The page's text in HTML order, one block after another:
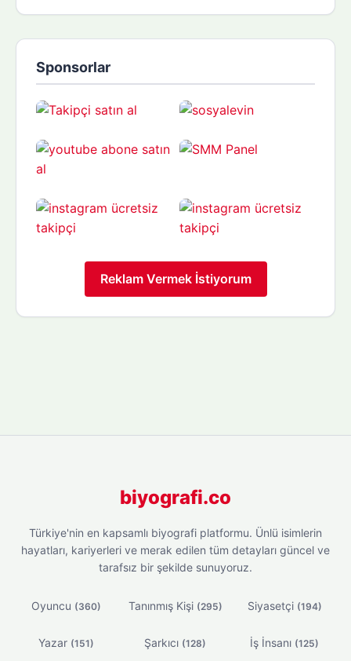
Sponsorlar
Reklam Vermek İstiyorum
biyografi.co
Türkiye'nin en kapsamlı biyografi platformu. Ünlü isimlerin
hayatları, kariyerleri ve merak edilen tüm detayları güncel ve
tarafsız bir şekilde sunuyoruz.
Oyuncu (360) Tanınmış Kişi (295) Siyasetçi (194)
Yazar (151) Şarkıcı (128) İş İnsanı (125)